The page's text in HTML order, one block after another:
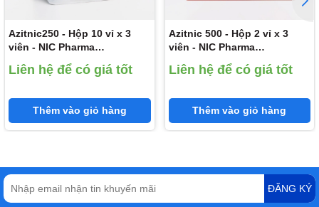
Azitnic250 - Hộp 10 vỉ x 3
viên - NIC Pharma
Liên hệ để có giá tốt
Thêm vào giỏ hàng
Azitnic 500 - Hộp 2 vỉ x 3
viên - NIC Pharma
Liên hệ để có giá tốt
Thêm vào giỏ hàng
ĐĂNG KÝ